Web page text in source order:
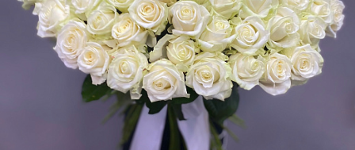
БЫСТРАЯ ПОКУПКА
Я принимаю Политику конфиденциальности и
Правила использования сайта ФЛАВЭЛЬ. Мы не
продаем ваши данные и храним их в безопасности